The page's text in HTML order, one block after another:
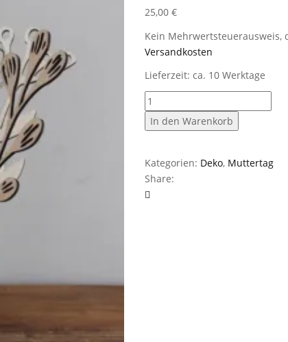
25,00 €
Kein Mehrwertsteuerausweis,
Versandkosten
Lieferzeit: ca. 10 Werktage
Holzblume
6er
Set
In den Warenkorb
Kategorien: Deko, Muttertag
Share: